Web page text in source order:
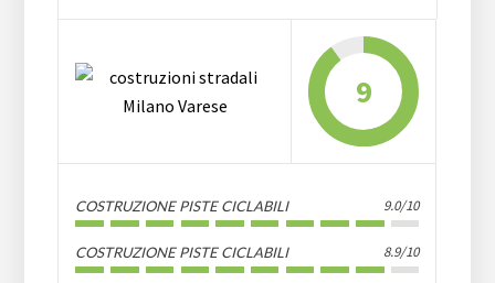
9
COSTRUZIONE PISTE CICLABILI 9.0/10
COSTRUZIONE PISTE CICLABILI 8.9/10